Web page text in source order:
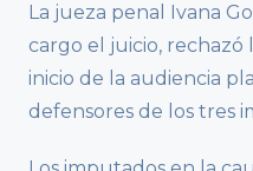
La jueza penal Ivana
cargo el juicio, rechazó
inicio de la audiencia
defensores de los tres